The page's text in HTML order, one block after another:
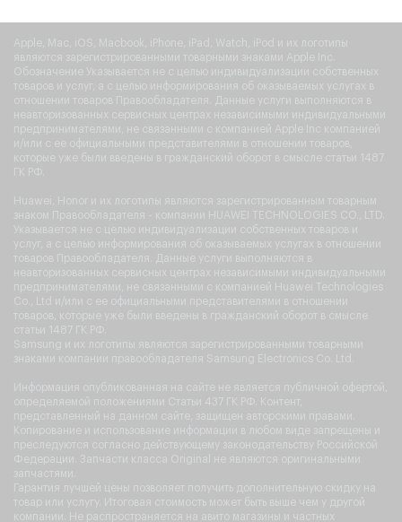
Apple, Mac, iOS, Macbook, iPhone, iPad, Watch, iPod и их логотипы
являются зарегистрированными товарными знаками Apple Inc.
Обозначение Указывается не с целью индивидуализации собственных
товаров и услуг, а с целью информирования об оказываемых услугах в
отношении товаров Правообладателя. Данные услуги выполняются в
неавторизованных сервисных центрах независимыми индивидуальными
предпринимателями, не связанными с компанией Apple Inc компанией
и/или с ее официальными представителями в отношении товаров,
которые уже были введены в гражданский оборот в смысле статьи 1487
ГК РФ.
Huawei, Honor и их логотипы являются зарегистрированным товарным
знаком Правообладателя - компании HUAWEI TECHNOLOGIES CO., LTD.
Указывается не с целью индивидуализации собственных товаров и
услуг, а с целью информирования об оказываемых услугах в отношении
товаров Правообладателя. Данные услуги выполняются в
неавторизованных сервисных центрах независимыми индивидуальными
предпринимателями, не связанными с компанией Huawei Technologies
Co., Ltd и/или с ее официальными представителями в отношении
товаров, которые уже были введены в гражданский оборот в смысле
статьи 1487 ГК РФ.
Samsung и их логотипы являются зарегистрированными товарными
знаками компании правообладателя Samsung Electronics Co. Ltd.
Информация опубликованная на сайте не является публичной офертой,
определяемой положениями Статьи 437 ГК РФ. Контент,
представленный на данном сайте, защищен авторскими правами.
Копирование и использование информации в любом виде запрещены и
преследуются согласно действующему законодательству Российской
Федерации. Запчасти класса Original не являются оригинальными
запчастями.
Гарантия лучшей цены позволяет получить дополнительную скидку на
товар или услугу. Итоговая стоимость может быть выше чем у другой
компании. Не распространяется на авито магазины и частных